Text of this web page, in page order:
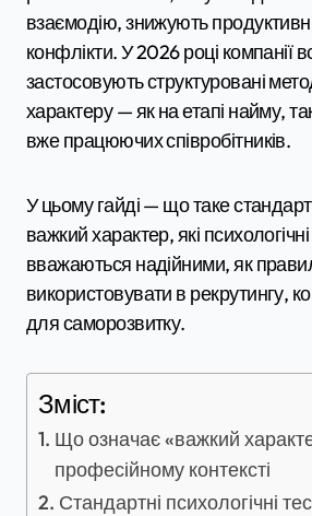
взаємодію, знижують
конфлікти. У 2026 році компанії
застосовують структуровані
характеру — як на етапі найму,
вже працюючих співробітників.
У цьому гайді — що таке
важкий характер, які
вважаються надійними, як
використовувати в рекрутингу,
для саморозвитку.
Зміст:
Що означає «важкий
професійному контексті
Стандартні психологічні